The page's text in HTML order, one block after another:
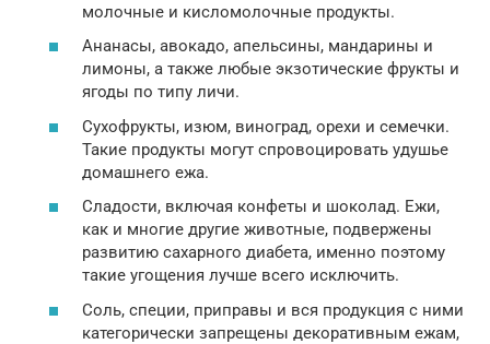
молочные и кисломолочные продукты.
Ананасы, авокадо, апельсины, мандарины и
лимоны, а также любые экзотические фрукты и
ягоды по типу личи.
Сухофрукты, изюм, виноград, орехи и семечки.
Такие продукты могут спровоцировать удушье
домашнего ежа.
Сладости, включая конфеты и шоколад. Ежи,
как и многие другие животные, подвержены
развитию сахарного диабета, именно поэтому
такие угощения лучше всего исключить.
Соль, специи, приправы и вся продукция с ними
категорически запрещены декоративным ежам,